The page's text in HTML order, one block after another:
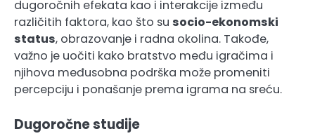
dugoročnih efekata kao i interakcije između
različitih faktora, kao što su socio-ekonomski
status, obrazovanje i radna okolina. Takođe,
važno je uočiti kako bratstvo među igračima i
njihova međusobna podrška može promeniti
percepciju i ponašanje prema igrama na sreću.
Dugoročne studije